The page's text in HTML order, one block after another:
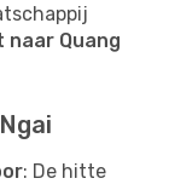
naar Quang
: De hitte